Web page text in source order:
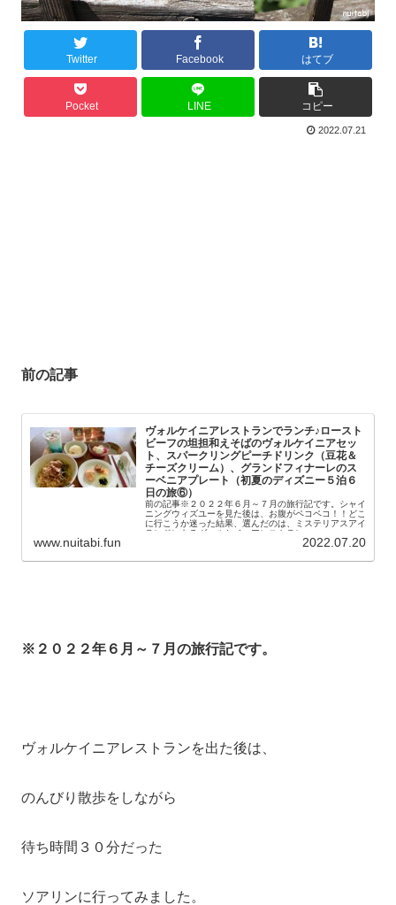
Twitter Facebook はてブ
Pocket LINE コピー
2022.07.21
前の記事
ヴォルケイニアレストランでランチ♪ロースト
ビーフの坦担和えそばのヴォルケイニアセッ
ト、スパークリングピーチドリンク（豆花＆
チーズクリーム）、グランドフィナーレのス
ーベニアプレート（初夏のディズニー５泊６
日の旅⑥）
前の記事※２０２２年６月～７月の旅行記です。シャイ
ニングウィズユーを見た後は、お腹がペコペコ！！どこ
に行こうか迷った結果、選んだのは、ミステリアスアイ
ランドにあるヴォルケイニアレストラン♪...
www.nuitabi.fun 2022.07.20
※２０２２年６月～７月の旅行記です。
ヴォルケイニアレストランを出た後は、
のんびり散歩をしながら
待ち時間３０分だった
ソアリンに行ってみました。